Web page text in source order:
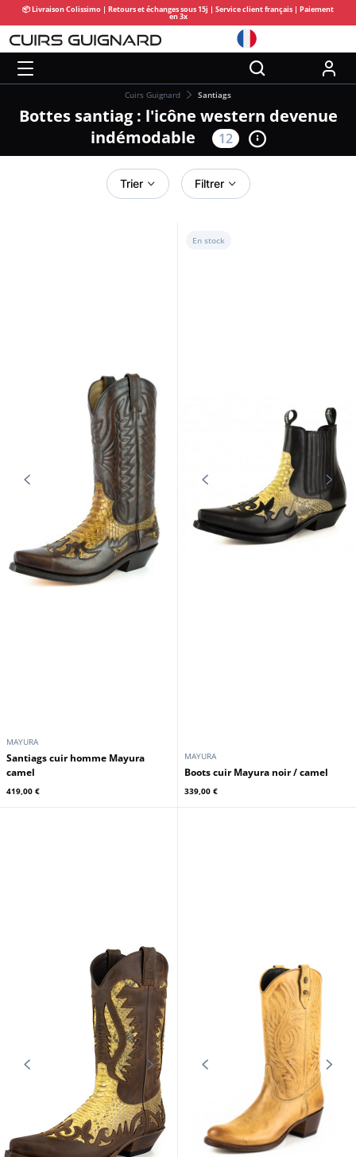
📦 Livraison Colissimo | Retours et échanges sous 15j | Service client français | Paiement
en 3x
Cuirs Guignard Santiags
Bottes santiag : l'icône western devenue
indémodable
12
Trier Filtrer
MAYURA
Santiags cuir homme Mayura
camel
419,00 €
MAYURA
Boots cuir Mayura noir / camel
339,00 €
En stock